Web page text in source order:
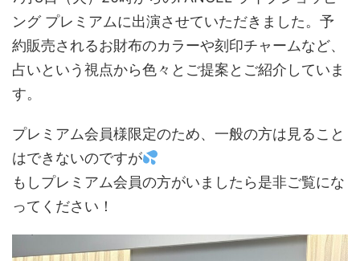
ング プレミアムに出演させていただきました。予
約販売されるお財布のカラーや刻印チャームなど、
占いという視点から色々とご提案とご紹介していま
す。
プレミアム会員様限定のため、一般の方は見ること
はできないのですが
もしプレミアム会員の方がいましたら是非ご覧にな
ってください！